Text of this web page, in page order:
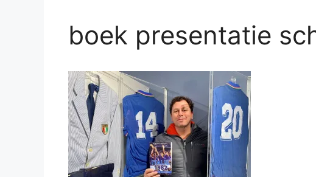
boek presentatie